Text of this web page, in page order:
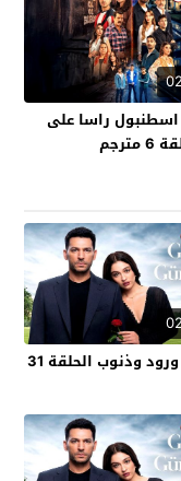
راسا على
مسلسل ورود وذنوب الحلقة 31